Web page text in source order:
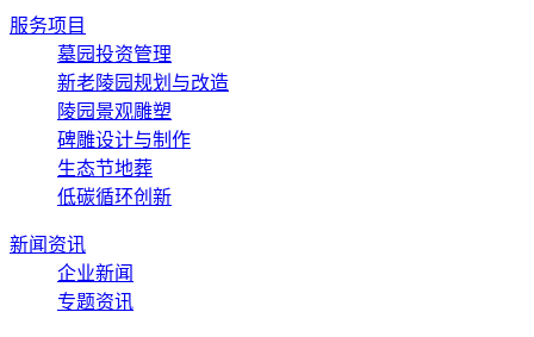
服务项目
墓园投资管理
新老陵园规划与改造
陵园景观雕塑
碑雕设计与制作
生态节地葬
低碳循环创新
新闻资讯
企业新闻
专题资讯